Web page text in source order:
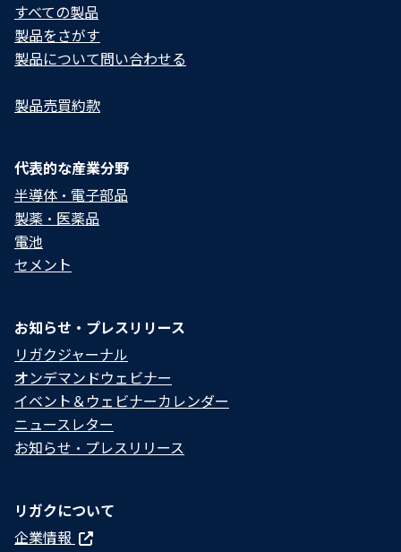
すべての製品
製品をさがす
製品について問い合わせる​
製品売買約款
代表的な産業分野
半導体・電子部品
製薬・医薬品
電池
セメント
お知らせ・プレスリリース
リガクジャーナル
オンデマンドウェビナー
イベント＆ウェビナーカレンダー
ニュースレター
お知らせ・プレスリリース
リガクについて
企業情報